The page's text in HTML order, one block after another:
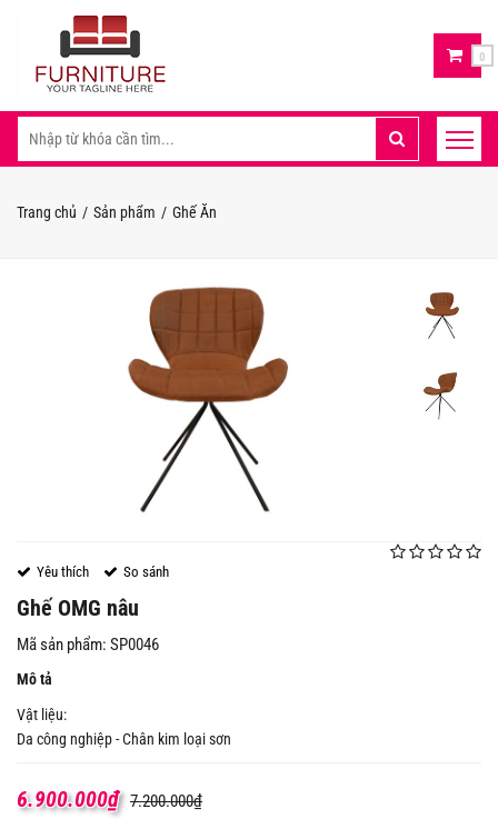
0
Trang chủ Sản phẩm Ghế Ăn
Yêu thích So sánh
Ghế OMG nâu
Mã sản phẩm: SP0046
Mô tả
Vật liệu:
Da công nghiệp - Chân kim loại sơn
6.900.000₫ 7.200.000₫